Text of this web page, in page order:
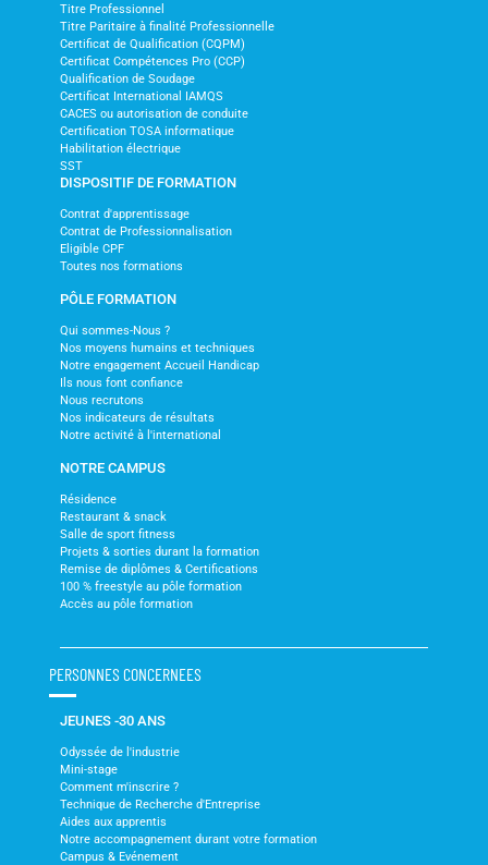
Titre Professionnel
Titre Paritaire à finalité Professionnelle
Certificat de Qualification (CQPM)
Certificat Compétences Pro (CCP)
Qualification de Soudage
Certificat International IAMQS
CACES ou autorisation de conduite
Certification TOSA informatique
Habilitation électrique
SST
DISPOSITIF DE FORMATION
Contrat d'apprentissage
Contrat de Professionnalisation
Eligible CPF
Toutes nos formations
PÔLE FORMATION
Qui sommes-Nous ?
Nos moyens humains et techniques
Notre engagement Accueil Handicap
Ils nous font confiance
Nous recrutons
Nos indicateurs de résultats
Notre activité à l'international
NOTRE CAMPUS
Résidence
Restaurant & snack
Salle de sport fitness
Projets & sorties durant la formation
Remise de diplômes & Certifications
100 % freestyle au pôle formation
Accès au pôle formation
PERSONNES CONCERNEES
JEUNES -30 ANS
Odyssée de l'industrie
Mini-stage
Comment m'inscrire ?
Technique de Recherche d'Entreprise
Aides aux apprentis
Notre accompagnement durant votre formation
Campus & Evénement